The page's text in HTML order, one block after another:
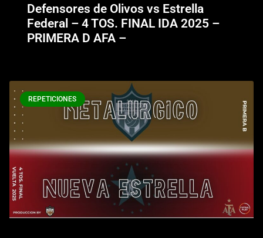
Defensores de Olivos vs Estrella
Federal – 4 TOS. FINAL IDA 2025 –
PRIMERA D AFA –
REPETICIONES